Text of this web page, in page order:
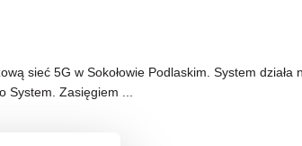
sieć 5G w Sokołowie Podlaskim. System działa
System. Zasięgiem ...